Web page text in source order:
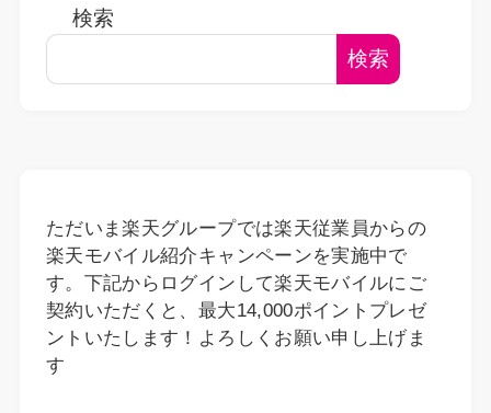
検索
検索
ただいま楽天グループでは楽天従業員からの
楽天モバイル紹介キャンペーンを実施中で
す。下記からログインして楽天モバイルにご
契約いただくと、最大14,000ポイントプレゼ
ントいたします！よろしくお願い申し上げま
す